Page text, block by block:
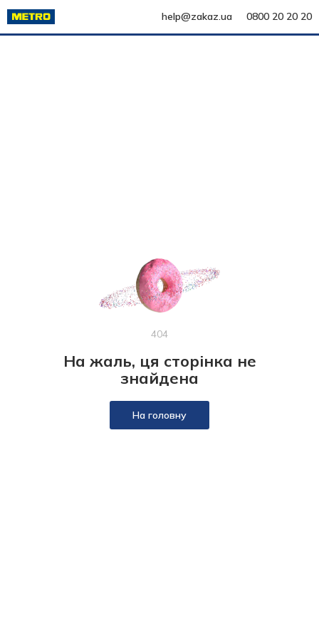
help@zakaz.ua 0800 20 20 20
404
На жаль, ця сторінка не
знайдена
На головну